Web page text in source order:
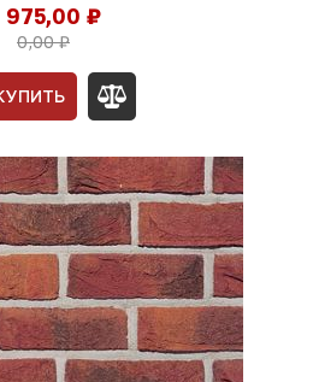
975,00 ₽
0,00 ₽